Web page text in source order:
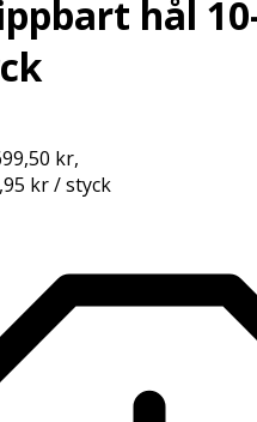
hål
kr,
kr / styck